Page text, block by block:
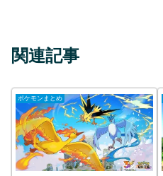
関連記事
ポケモンまとめ